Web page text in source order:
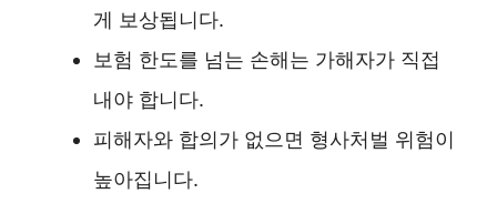
게 보상됩니다.
보험 한도를 넘는 손해는 가해자가 직접
내야 합니다.
피해자와 합의가 없으면 형사처벌 위험이
높아집니다.